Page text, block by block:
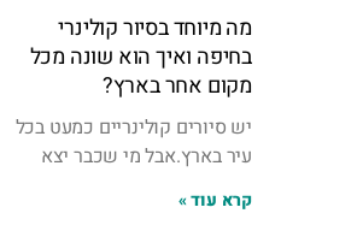
מה מיוחד בסיור קולינרי
בחיפה ואיך הוא שונה מכל
מקום אחר בארץ?
יש סיורים קולינריים כמעט בכל
עיר בארץ.אבל מי שכבר יצא
קרא עוד »